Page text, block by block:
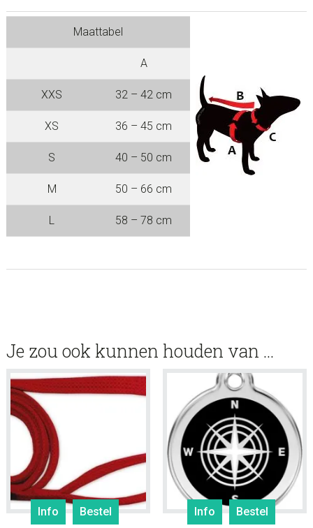
Maattabel
A
XXS 32 – 42 cm
XS 36 – 45 cm
S 40 – 50 cm
M 50 – 66 cm
L 58 – 78 cm
Je zou ook kunnen houden van …
Info Bestel Info Bestel